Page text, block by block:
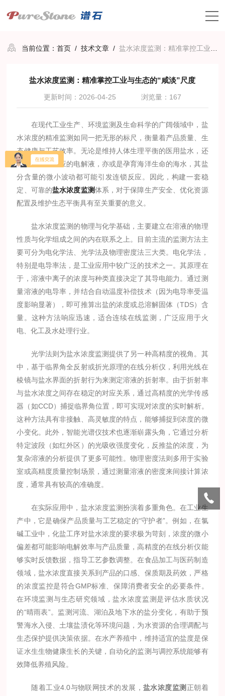
当前位置：首页 /技术文章 /盐水浓度监测：精准掌控工业与生态的“咸淡”尺度
盐水浓度监测：精准掌控工业与生态的“咸淡”尺度
更新时间：2026-04-25 浏览量：167
在现代工业生产、环境监测及生命科学的广阔领域中，盐
水浓度的精准监测如同一把无形的标尺，衡量着产品质量、生
态健康与工艺效率。无论是维持人体生理平衡的医用盐水，还
是驱动工业反应的电解液，亦或是孕育海洋生命的海水，其盐
分含量的微小波动都可能引发连锁反应。因此，构建一套稳
定、可靠的盐水浓度监测体系，对于保障生产安全、优化资源
配置及维护生态平衡具有至关重要的意义。
盐水浓度监测的物理与化学基础，主要建立在溶液的物理
性质与化学组成之间的内在联系之上。目前主流的监测方法主
要可分为电化学法、光学法及物理密度法三大类。电化学法，
特别是电导率法，是工业应用中较广泛的技术之一。其原理在
于，溶液中离子的浓度与种类直接决定了其导电能力。通过测
量溶液的电导率，并结合自动温度补偿技术（因为电导率受温
度影响显著），即可推算出盐的浓度或总溶解固体（TDS）含
量。这种方法响应迅速，适合连续在线监测，广泛应用于火
电、化工及水处理行业。
光学法则为盐水浓度监测提供了另一种高精度的视角。其
中，基于临界角全反射或折光原理的在线分析仪，利用光线在
棱镜与盐水界面的折射行为来测定溶液的折射率。由于折射率
与盐水浓度之间存在稳定的对应关系，通过高精度的光学传感
器（如CCD）捕捉临界角位置，即可实现对浓度的实时解析。
这种方法具有非接触、高灵敏度的特点，能够捕捉到浓度的微
小变化。此外，智能光谱仪技术也逐渐崭露头角，它通过分析
特定波段（如红外区）的光吸收强度变化，反推盐的浓度，为
复杂溶液的分析提供了更多可能性。物理密度法则多用于实验
室或高精度质量控制场景，通过测量溶液的密度来间接计算浓
度，通常具有较高的准确度。
在实际应用中，盐水浓度监测扮演着多重角色。在工业生
产中，它是确保产品质量与工艺稳定的“守护者”。例如，在氯
碱工业中，化盐工序对盐水浓度的要求极为苛刻，浓度的微小
偏差都可能影响电解效率与产品质量，高精度的在线分析仪能
够实时反馈数据，指导工艺参数调整。在食品加工与医药制造
领域，盐水浓度直接关系到产品的口感、保质期及药效，严格
的浓度监控是符合GMP标准、保障消费者安全的必要条件。
在环境监测与生态研究领域，盐水浓度监测是评估水质状况
的“晴雨表”。监测河流、湖泊及地下水的盐分变化，有助于预
警海水入侵、土壤盐渍化等环境问题，为水资源的合理调配与
生态保护提供决策依据。在水产养殖中，维持适宜的盐度是保
证水生生物健康生长的关键，自动化的监测与调控系统能够有
效降低养殖风险。
随着工业4.0与物联网技术的发展， 盐水浓度监测 正朝着